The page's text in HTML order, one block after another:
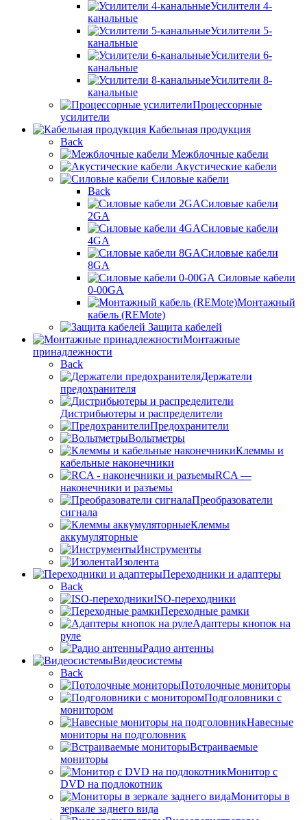
Усилители 4-
канальные
Усилители 5-
канальные
Усилители 6-
канальные
Усилители 8-
канальные
Процессорные
усилители
Кабельная продукция
Back
Межблочные кабели
Акустические кабели
Силовые кабели
Back
Силовые кабели
2GA
Силовые кабели
4GA
Силовые кабели
8GA
Силовые кабели
0-00GA
Монтажный
кабель (REMote)
Защита кабелей
Монтажные
принадлежности
Back
Держатели
предохранителя
Дистрибьютеры и распределители
Предохранители
Вольтметры
Клеммы и
кабельные наконечники
RCA —
наконечники и разъемы
Преобразователи
сигнала
Клеммы
аккумуляторные
Инструменты
Изолента
Переходники и адаптеры
Back
ISO-переходники
Переходные рамки
Адаптеры кнопок на
руле
Радио антенны
Видеосистемы
Back
Потолочные мониторы
Подголовники с
монитором
Навесные
мониторы на подголовник
Встраиваемые
мониторы
Монитор с
DVD на подлокотник
Мониторы в
зеркале заднего вида